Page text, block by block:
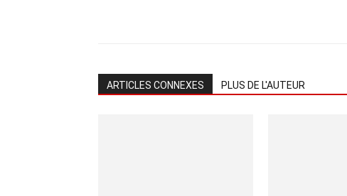
ARTICLES CONNEXES PLUS DE L'AUTEUR